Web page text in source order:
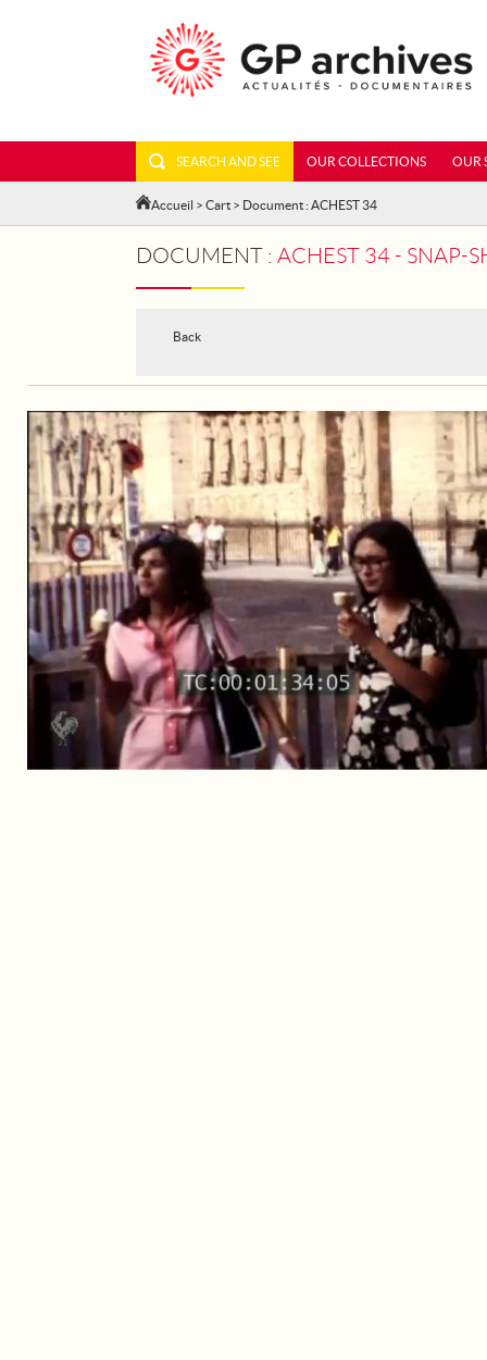
SEARCH AND SEE OUR COLLECTIONS OUR
Accueil > Cart > Document : ACHEST 34
DOCUMENT : ACHEST 34 - SNAP-
Back